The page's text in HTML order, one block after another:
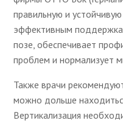
правильную и
эффективным
позе, обеспечивает
проблем и нормализует
Также врачи
можно дольше
Вертикализация